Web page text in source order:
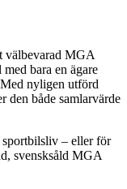
välbevarad MGA
bara en ägare
nyligen utförd
den både samlarvärde
– eller för
svensksåld MGA